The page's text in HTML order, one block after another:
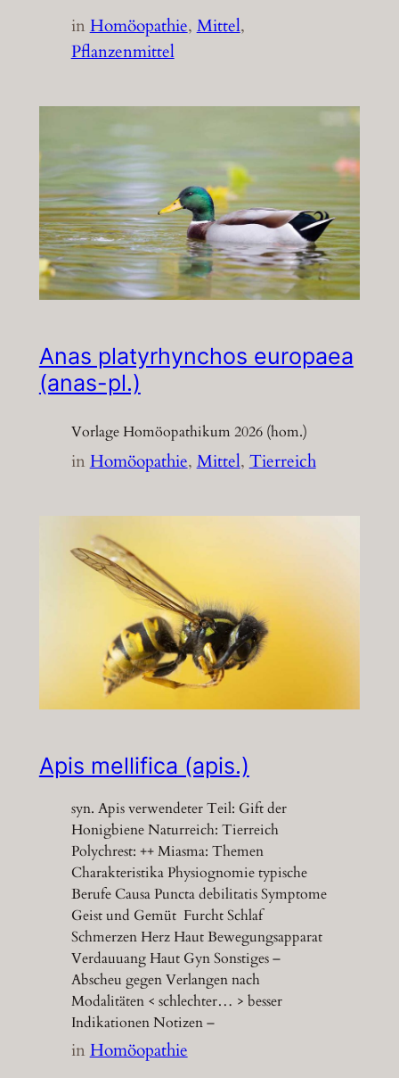
inHomöopathie, Mittel
Pflanzenmittel
Anas platyrhynchos europaea
(anas-pl.)
Vorlage Homöopathikum 2026 (hom.)
inHomöopathie, Mittel, Tierreich
Apis mellifica (apis.)
syn. Apis verwendeter Teil: Gift der
Honigbiene Naturreich: Tierreich
Polychrest: ++ Miasma: Themen
Charakteristika Physiognomie typische
Berufe Causa Puncta debilitatis Symptome
Geist und Gemüt Furcht Schlaf
Schmerzen Herz Haut Bewegungsapparat
Verdauuang Haut Gyn Sonstiges –
Abscheu gegen Verlangen nach
Modalitäten < schlechter… > besser
Indikationen Notizen –
inHomöopathie